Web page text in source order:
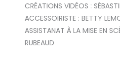
CRÉATIONS VIDÉOS :
ACCESSOIRISTE : BETTY
ASSISTANAT À LA MISE EN
RUBEAUD